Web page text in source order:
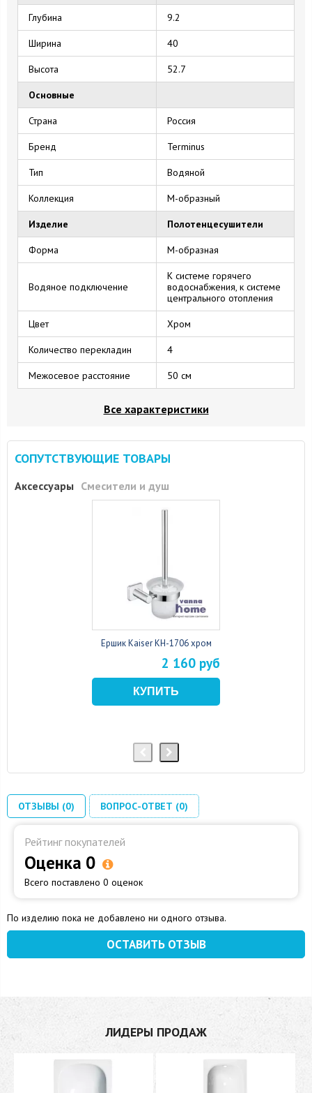
Глубина 9.2
Ширина 40
Высота 52.7
Основные
Страна Россия
Бренд Terminus
Тип Водяной
Коллекция М-образный
Изделие Полотенцесушители
Форма M-образная
Водяное подключение
К системе горячего
водоснабжения, к системе
центрального отопления
Цвет Хром
Количество перекладин 4
Межосевое расстояние 50 см
Все характеристики
СОПУТСТВУЮЩИЕ ТОВАРЫ
Аксессуары Смесители и душ
Ершик Kaiser KH-1706 хром
2 160 руб
ОТЗЫВЫ (0) ВОПРОС-ОТВЕТ (0)
Рейтинг покупателей
Оценка 0
Всего поставлено 0 оценок
По изделию пока не добавлено ни одного отзыва.
ОСТАВИТЬ ОТЗЫВ
ЛИДЕРЫ ПРОДАЖ